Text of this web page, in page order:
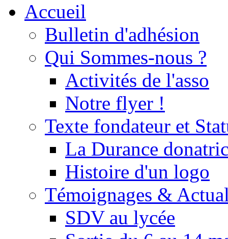
Accueil
Bulletin d'adhésion
Qui Sommes-nous ?
Activités de l'asso
Notre flyer !
Texte fondateur et
La Durance
Histoire d'un logo
Témoignages &
SDV au lycée